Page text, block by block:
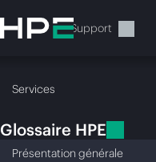
au
contenu
Services Support
Services
Glossaire HPE
Présentation générale
Glossaire HPE
CloudOps